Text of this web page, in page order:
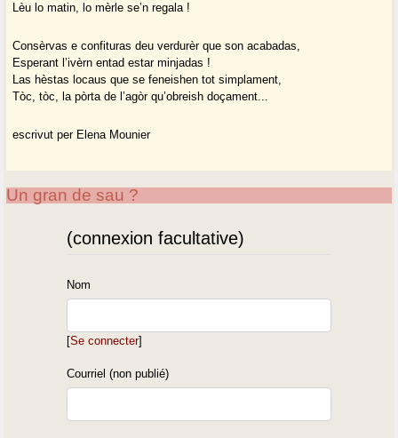
Lèu lo matin, lo mèrle se’n regala !
Consèrvas e confituras deu verdurèr que son acabadas,
Esperant l’ivèrn entad estar minjadas !
Las hèstas locaus que se feneishen tot simplament,
Tòc, tòc, la pòrta de l’agòr qu’obreish doçament...
escrivut per Elena Mounier
Un gran de sau ?
(connexion facultative)
Nom
[Se connecter]
Courriel (non publié)